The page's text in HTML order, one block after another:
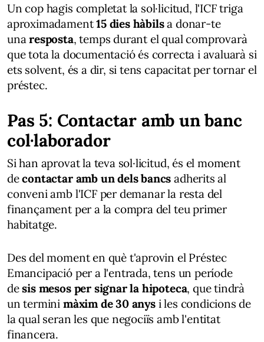
Un cop hagis completat la sol·licitud, l'ICF triga
aproximadament15 dies hàbilsa donar-te
unaresposta, temps durant el qual comprovarà
que tota la documentació és correcta i avaluarà si
ets solvent, és a dir, si tens capacitat per tornar el
préstec.
Pas 5: Contactar amb un banc
col·laborador
Si han aprovat la teva sol·licitud, és el moment
decontactar amb un dels bancs adherits al
conveni amb l'ICF per demanar la resta del
finançament per a la compra del teu primer
habitatge.
Des del moment en què t'aprovin el Préstec
Emancipació per a l'entrada, tens un període
desis mesos per signar la hipoteca, que tindrà
un termini màxim de 30 anysi les condicions de
la qual seran les que negociïs amb l'entitat
financera.